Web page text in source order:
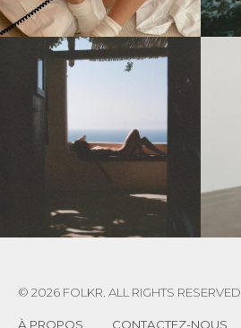
© 2026 FOLKR. ALL RIGHTS RESERVED.
À PROPOS CONTACTEZ-NOUS